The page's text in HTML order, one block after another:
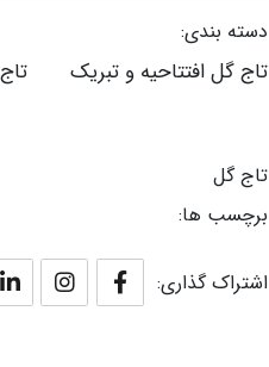
دسته بندی:
تاج گل افتتاحیه و تبریک
تاج گل
برچسب ها:
اشتراک گذاری: